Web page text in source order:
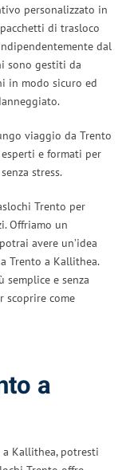
personalizzato in
di trasloco
dal
sono gestiti da
in modo sicuro ed
viaggio da Trento
e formati per
stress.
Trento per
Offriamo un
avere un’idea
Trento a Kallithea.
e senza
scoprire come
a
Kallithea, potresti